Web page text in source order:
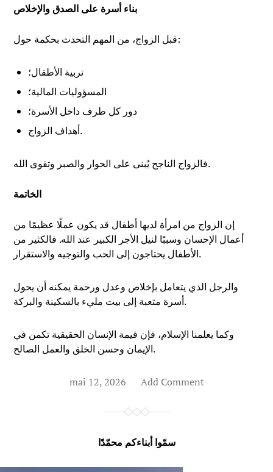
بناء أسرة على الصدق والإخلاص
قبل الزواج، من المهم التحدث بحكمة حول:
تربية الأطفال؛
المسؤوليات المالية؛
دور كل طرف داخل الأسرة؛
أهداف الزواج.
فالزواج الناجح يُبنى على الحوار والصبر وتقوى الله.
الخاتمة
إن الزواج من امرأة لديها أطفال قد يكون عملًا عظيمًا من
أعمال الإحسان وسببًا لنيل الأجر الكبير عند الله. فالكثير من
الأطفال يحتاجون إلى الحب والتوجيه والاستقرار.
والرجل الذي يتعامل بإخلاص وعدل ورحمة يمكنه أن يحول
أسرة متعبة إلى بيت مليء بالسكينة والبركة.
وكما يعلمنا الإسلام، فإن قيمة الإنسان الحقيقية تكمن في
الإيمان وحسن الخلق والعمل الصالح.
mai 12, 2026 Add Comment
سمّوا أبناءكم محمّدًا